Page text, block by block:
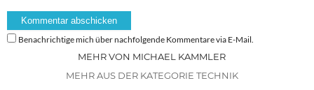
Benachrichtige mich über nachfolgende Kommentare via E-Mail.
MEHR VON MICHAEL KAMMLER
MEHR AUS DER KATEGORIE TECHNIK